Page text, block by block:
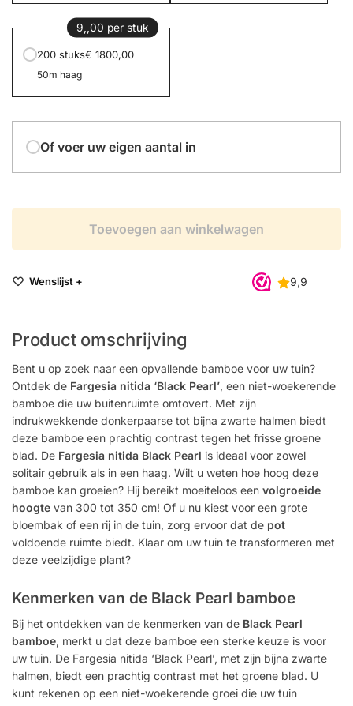
9,,00 per stuk
200 stuks€ 1800,00
50m haag
Of voer uw eigen aantal in
Toevoegen aan winkelwagen
Wenslijst +
Product omschrijving
Bent u op zoek naar een opvallende bamboe voor uw tuin?
Ontdek de Fargesia nitida ‘Black Pearl’, een niet-woekerende
bamboe die uw buitenruimte omtovert. Met zijn
indrukwekkende donkerpaarse tot bijna zwarte halmen biedt
deze bamboe een prachtig contrast tegen het frisse groene
blad. De Fargesia nitida Black Pearl is ideaal voor zowel
solitair gebruik als in een haag. Wilt u weten hoe hoog deze
bamboe kan groeien? Hij bereikt moeiteloos een volgroeide
hoogte van 300 tot 350 cm! Of u nu kiest voor een grote
bloembak of een rij in de tuin, zorg ervoor dat de pot
voldoende ruimte biedt. Klaar om uw tuin te transformeren met
deze veelzijdige plant?
Kenmerken van de Black Pearl bamboe
Bij het ontdekken van de kenmerken van de Black Pearl
bamboe, merkt u dat deze bamboe een sterke keuze is voor
uw tuin. De Fargesia nitida ‘Black Pearl’, met zijn bijna zwarte
halmen, biedt een prachtig contrast met het groene blad. U
kunt rekenen op een niet-woekerende groei die uw tuin